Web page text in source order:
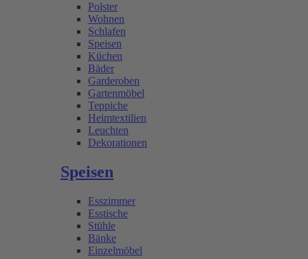
Polster
Wohnen
Schlafen
Speisen
Küchen
Bäder
Garderoben
Gartenmöbel
Teppiche
Heimtextilien
Leuchten
Dekorationen
Speisen
Esszimmer
Esstische
Stühle
Bänke
Einzelmöbel